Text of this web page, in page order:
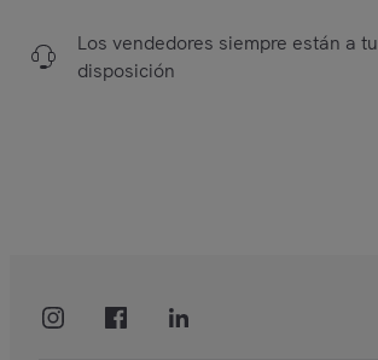
Los vendedores siempre están a tu
disposición